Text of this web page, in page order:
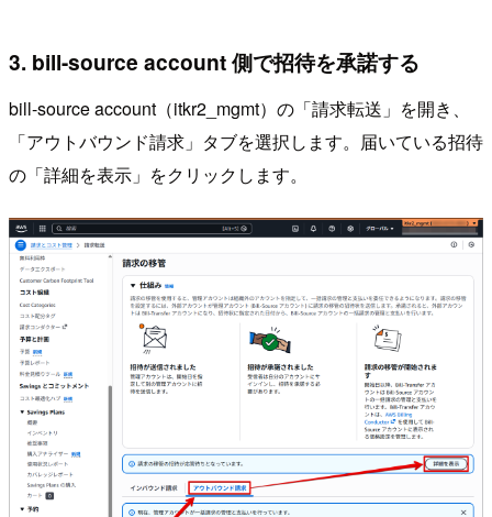
3. bill-source account 側で招待を承諾する
bill-source account（itkr2_mgmt）の「請求転送」を開き、
「アウトバウンド請求」タブを選択します。届いている招待
の「詳細を表示」をクリックします。